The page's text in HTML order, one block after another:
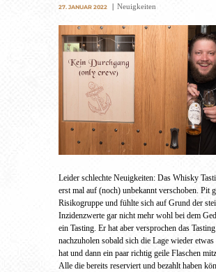
27. JANUAR 2022 Neuigkeiten
Leider schlechte Neuigkeiten: Das Whisky
erst mal auf (noch) unbekannt verschoben. Pit
Risikogruppe und fühlte sich auf Grund der
Inzidenzwerte gar nicht mehr wohl bei dem
ein Tasting. Er hat aber versprochen das Tasting
nachzuholen sobald sich die Lage wieder etwas
hat und dann ein paar richtig geile Flaschen
Alle die bereits reserviert und bezahlt haben